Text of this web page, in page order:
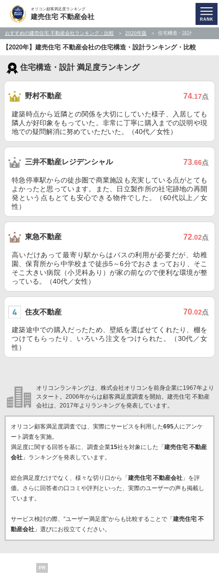
オリコン顧客満足度ランキング
建売住宅 不動産会社
おすすめの建売住宅 不動産会社ランキング・比較 2020年版 住宅構造・設計
【2020年】建売住宅 不動産会社の住宅構造・設計ランキング・比較
住宅構造・設計 満足度ランキング
野村不動産 74.17点
建築時点から近隣との関係を大切にしていた様子、入居しても
隣人が好印象をもっていた。非常に丁寧に購入までの説明や現
地での疑問解消に努めていただいた。（40代／女性）
三井不動産レジデンシャル 73.66点
特急停車駅からの徒歩圏で商業施設も充実している点がとても
よかったと思っています。また、日立製作所の社宅跡地の再開
発という点もとても安心できる物件でした。（60代以上／女
性）
東急不動産 72.02点
高いだけあって最寄り駅からはバスの利用が必要だが、幼稚
園、保育所から中学校まで徒歩5～6分でおさまっており、そこ
そこ大きい病院（小児科あり）が家の前なので便利な環境が整
っている。（40代／女性）
住友不動産 70.02点
建築途中での購入だったため、壁紙を選ばせてくれたり、棚を
つけてもらったり、いろいろ注文をつけられた。（30代／女
性）
オリコンランキングは、株式会社オリコンを前身企業に1967年より
スタート。2006年からは顧客満足度調査を開始。建売住宅 不動産
会社は、2017年よりランキングを発表しています。
オリコン顧客満足度調査では、実際にサービスを利用した695人にアンケ
ート調査を実施。
満足度に関する回答を基に、調査企業15社を対象にした「 建売住宅 不動産
会社」ランキングを発表しています。
総合満足度だけでなく、様々な切り口から「 建売住宅 不動産会社」を評
価。さらに回答者の口コミや評判といった、実際のユーザーの声も掲載し
ています。
サービス検討の際、“ユーザー満足度”からも比較することで「 建売住宅 不
動産会社」選びにお役立てください。
PR